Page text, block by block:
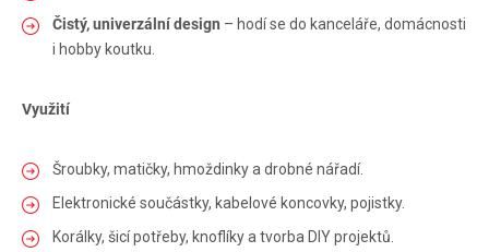
Čistý, univerzální design – hodí se do kanceláře, domácnosti
i hobby koutku.
Využití
Šroubky, matičky, hmoždinky a drobné nářadí.
Elektronické součástky, kabelové koncovky, pojistky.
Korálky, šicí potřeby, knoflíky a tvorba DIY projektů.